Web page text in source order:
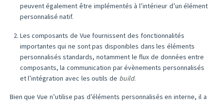
peuvent également être implémentés à l’intérieur d’un élément
personnalisé natif.
Les composants de Vue fournissent des fonctionnalités
importantes qui ne sont pas disponibles dans les éléments
personnalisés standards, notamment le flux de données entre
composants, la communication par évènements personnalisés
et l’intégration avec les outils de build.
Bien que Vue n’utilise pas d’éléments personnalisés en interne, il a